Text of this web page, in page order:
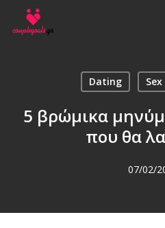
Dating Sex
5 βρώμικα
που θα
07/02/